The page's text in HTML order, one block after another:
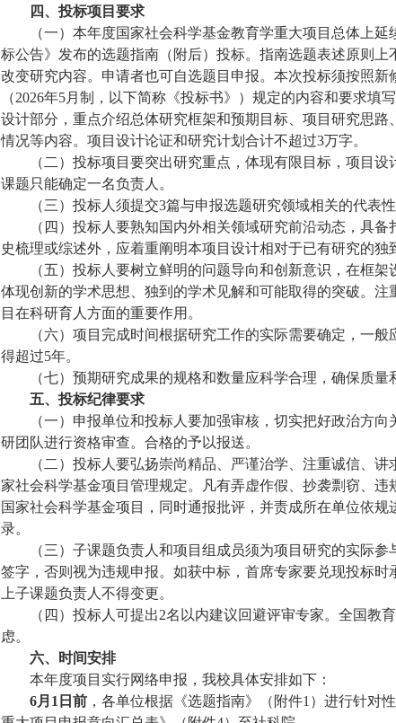
四、投标项目要求
（一）本年度国家社会科学基金教育学重大项目总体上延
标公告》发布的选题指南（附后）投标。指南选题表述原则
改变研究内容。申请者也可自选题目申报。本次投标须按照新
（2026年5月制，以下简称《投标书》）规定的内容和要求
设计部分，重点介绍总体研究框架和预期目标、项目研究思
情况等内容。项目设计论证和研究计划合计不超过3万字。
（二）投标项目要突出研究重点，体现有限目标，项目
课题只能确定一名负责人。
（三）投标人须提交3篇与申报选题研究领域相关的代表
（四）投标人要熟知国内外相关领域研究前沿动态，具
史梳理或综述外，应着重阐明本项目设计相对于已有研究的独
（五）投标人要树立鲜明的问题导向和创新意识，在框
体现创新的学术思想、独到的学术见解和可能取得的突破。
目在科研育人方面的重要作用。
（六）项目完成时间根据研究工作的实际需要确定，一般
得超过5年。
（七）预期研究成果的规格和数量应科学合理，确保质量
五、投标纪律要求
（一） 申报单位和投标人要加强审核，切实把好政治方向
研团队进行资格审查。合格的予以报送。
（二）投标人要弘扬崇尚精品、严谨治学、注重诚信、
家社会科学基金项目管理规定。凡有弄虚作假、抄袭剽窃、违
国家社会科学基金项目，同时通报批评，并责成所在单位依
录。
（三）子课题负责人和项目组成员须为项目研究的实际
签字，否则视为违规申报。如获中标，首席专家要兑现投标
上子课题负责人不得变更。
（四）投标人可提出2名以内建议回避评审专家。 全国教
虑。
六、时间安排
本年度项目实行网络申报，我校具体安排如下：
6月1日前 ，各单位根据《选题指南》（附件1）进行针对